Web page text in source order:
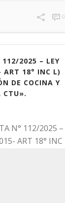
0
112/2025 – LEY
ART 18° INC L)
DE COCINA Y
CTU».
N° 112/2025 –
ART 18° INC